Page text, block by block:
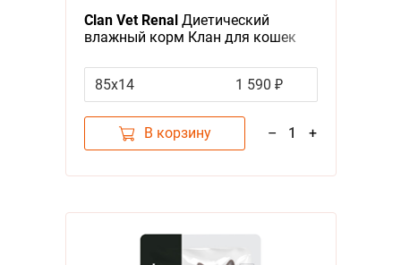
Clan Vet RenalДиетический
влажный корм Клан для кошек
(цена за упаковку)
85х14 1 590 ₽
В корзину – 1 +